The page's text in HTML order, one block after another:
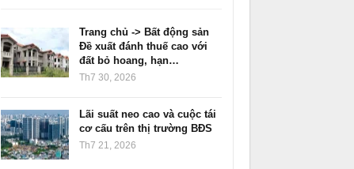
Trang chủ -> Bất động sản
Đề xuất đánh thuế cao với
đất bỏ hoang, hạn…
Th7 30, 2026
Lãi suất neo cao và cuộc tái
cơ cấu trên thị trường BĐS
Th7 21, 2026